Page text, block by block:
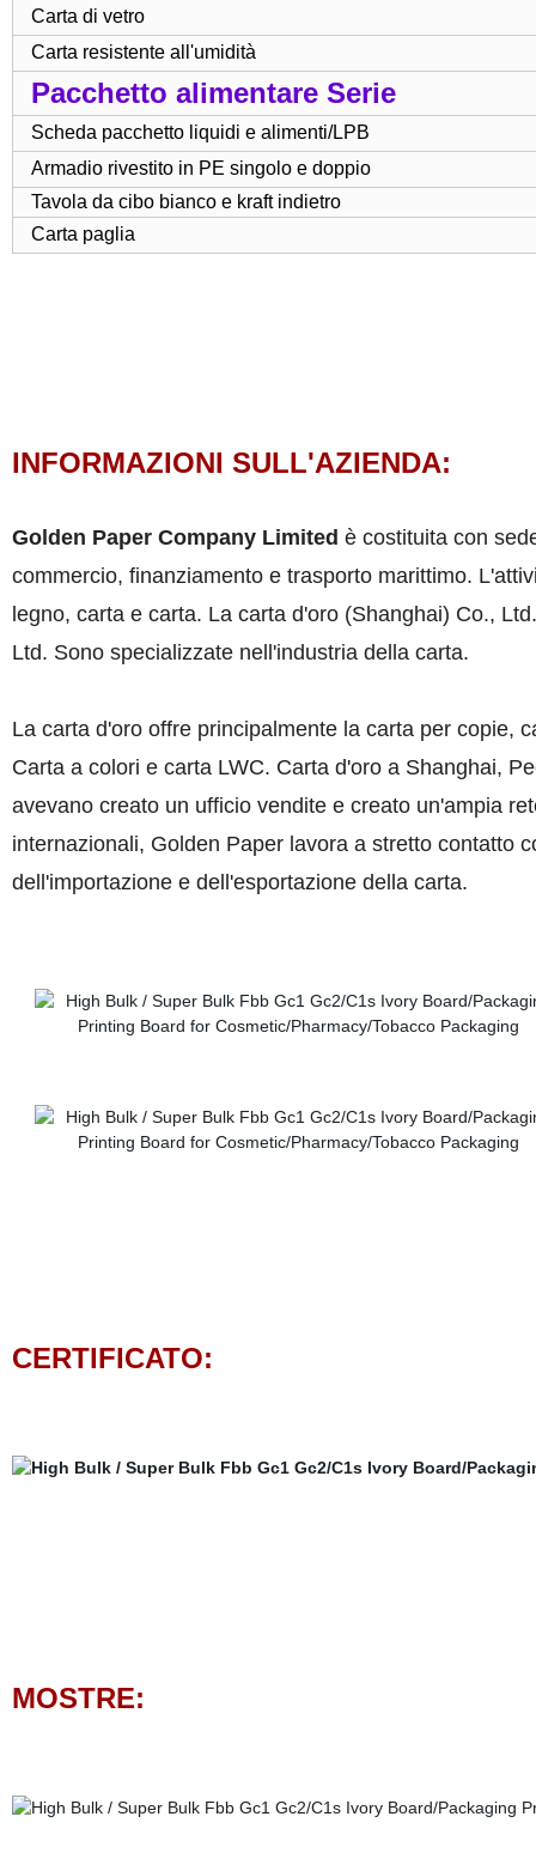
Carta di vetro
Carta resistente all'umidità
Pacchetto alimentare Serie
Scheda pacchetto liquidi e alimenti/LPB
Armadio rivestito in PE singolo e doppio
Tavola da cibo bianco e kraft indietro
Carta paglia
INFORMAZIONI SULL'AZIENDA:
Golden Paper Company Limited è costituita con
commercio, finanziamento e trasporto marittimo.
legno, carta e carta. La carta d'oro (Shanghai) Co.,
Ltd. Sono specializzate nell'industria della carta.
La carta d'oro offre principalmente la carta per copie,
Carta a colori e carta LWC. Carta d'oro a Shanghai,
avevano creato un ufficio vendite e creato un'ampia
internazionali, Golden Paper lavora a stretto contatto
dell'importazione e dell'esportazione della carta.
CERTIFICATO:
MOSTRE: